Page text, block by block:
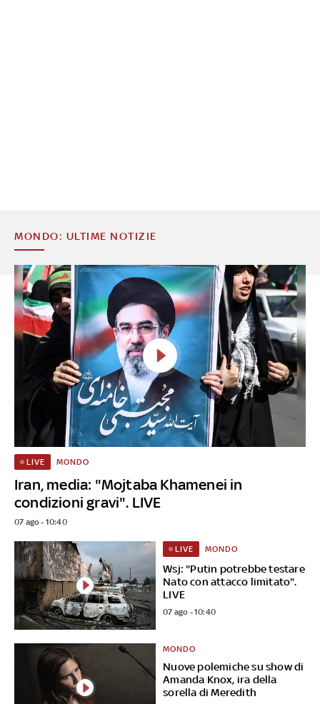
MONDO: ULTIME NOTIZIE
Iran, media: "Mojtaba Khamenei in
condizioni gravi". LIVE
LIVE MONDO
07 ago - 10:40
Wsj: "Putin potrebbe testare
Nato con attacco limitato".
LIVE
LIVE MONDO
07 ago - 10:40
Nuove polemiche su show di
Amanda Knox, ira della
sorella di Meredith
MONDO